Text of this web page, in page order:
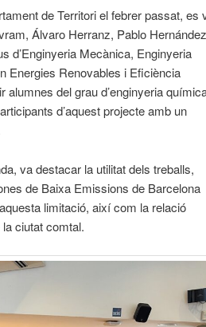
de Territori el febrer passat, es
Álvaro Herranz, Pablo
d’Enginyeria Mecànica, Enginyeria
Energies Renovables i Eficiència
del grau d’enginyeria
d’aquest projecte amb un
va destacar la utilitat dels treballs,
de Baixa Emissions de Barcelona
limitació, així com la relació
ciutat comtal.